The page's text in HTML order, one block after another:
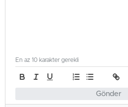
Gönder
En az 10 karakter gerekli